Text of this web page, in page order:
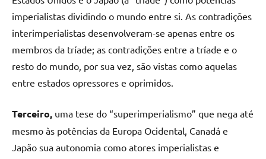
imperialistas dividindo o mundo entre si. As contradições
interimperialistas desenvolveram-se apenas entre os
membros da tríade; as contradições entre a tríade e o
resto do mundo, por sua vez, são vistas como aquelas
entre estados opressores e oprimidos.
Terceiro, uma tese do “superimperialismo” que nega até
mesmo às potências da Europa Ocidental, Canadá e
Japão sua autonomia como atores imperialistas e